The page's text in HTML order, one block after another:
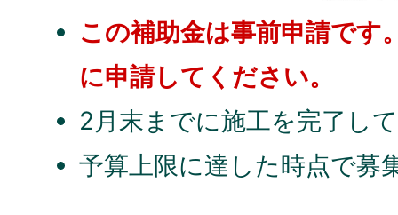
この補助金は事前申請です
に申請してください。
2月末までに施工を完了し
予算上限に達した時点で募